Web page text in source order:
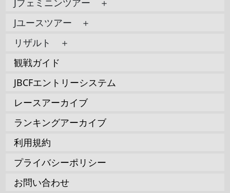
Jユースツアー ＋
リザルト ＋
観戦ガイド
JBCFエントリーシステム
レースアーカイブ
ランキングアーカイブ
利用規約
プライバシーポリシー
お問い合わせ